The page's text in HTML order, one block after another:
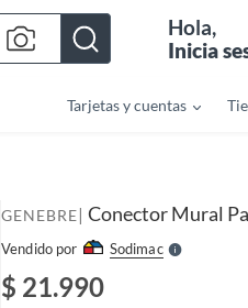
Hola,
Inicia
Tarjetas y cuentas
GENEBRE| Conector Mural
Vendido por SodimacS
l
$ 21.990